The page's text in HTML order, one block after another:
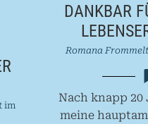
im
DANKBAR
Romana
Nach knapp 20
meine